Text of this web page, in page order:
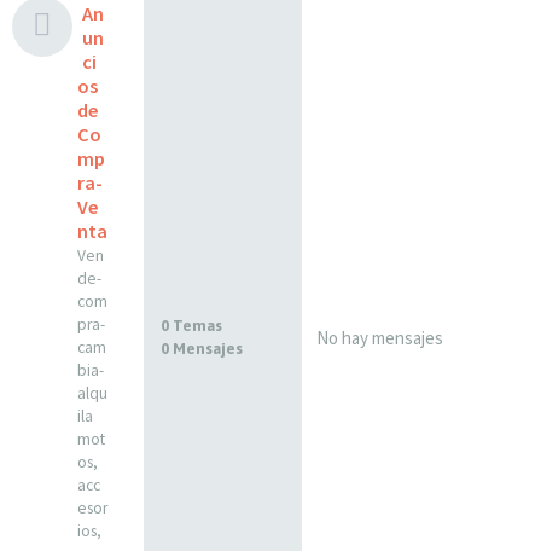
An
un
ci
os
de
Co
mp
ra-
Ve
nta
Ven
de-
com
pra-
cam
bia-
alqu
ila
mot
os,
acc
esor
ios,
0 Temas
0 Mensajes
No hay mensajes